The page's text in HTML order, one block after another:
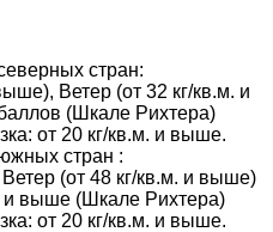
стран:
Ветер (от 32 кг/кв.м. и
(Шкале Рихтера)
от 20 кг/кв.м. и выше.
стран :
(от 48 кг/кв.м. и выше)
и выше (Шкале Рихтера)
от 20 кг/кв.м. и выше.